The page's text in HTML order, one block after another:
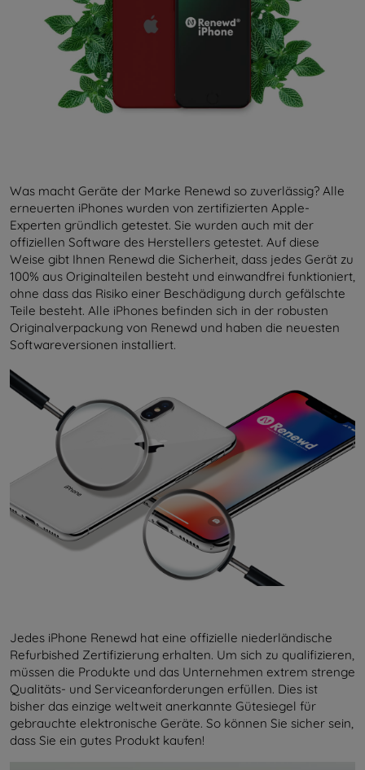
Was macht Geräte der Marke Renewd so zuverlässig? Alle
erneuerten iPhones wurden von zertifizierten Apple-
Experten gründlich getestet. Sie wurden auch mit der
offiziellen Software des Herstellers getestet. Auf diese
Weise gibt Ihnen Renewd die Sicherheit, dass jedes Gerät zu
100% aus Originalteilen besteht und einwandfrei funktioniert,
ohne dass das Risiko einer Beschädigung durch gefälschte
Teile besteht. Alle iPhones befinden sich in der robusten
Originalverpackung von Renewd und haben die neuesten
Softwareversionen installiert.
Jedes iPhone Renewd hat eine offizielle niederländische
Refurbished Zertifizierung erhalten. Um sich zu qualifizieren,
müssen die Produkte und das Unternehmen extrem strenge
Qualitäts- und Serviceanforderungen erfüllen. Dies ist
bisher das einzige weltweit anerkannte Gütesiegel für
gebrauchte elektronische Geräte. So können Sie sicher sein,
dass Sie ein gutes Produkt kaufen!